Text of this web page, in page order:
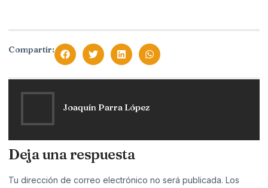
Compartir:
Joaquín Parra López
Deja una respuesta
Tu dirección de correo electrónico no será publicada. Los